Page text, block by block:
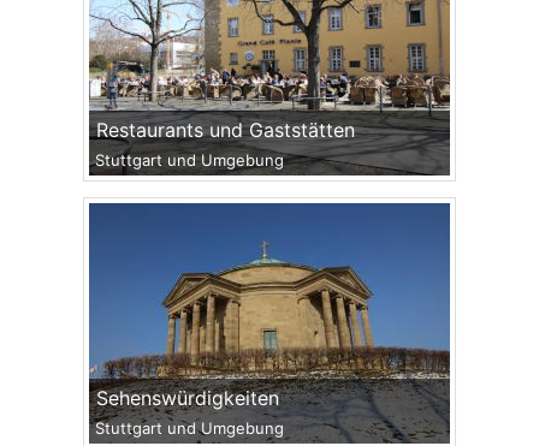
Restaurants und Gaststätten
Stuttgart und Umgebung
Sehenswürdigkeiten
Stuttgart und Umgebung